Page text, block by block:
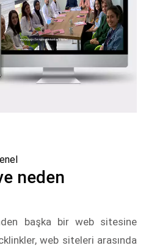
neden
başka bir web sitesine
web siteleri arasında